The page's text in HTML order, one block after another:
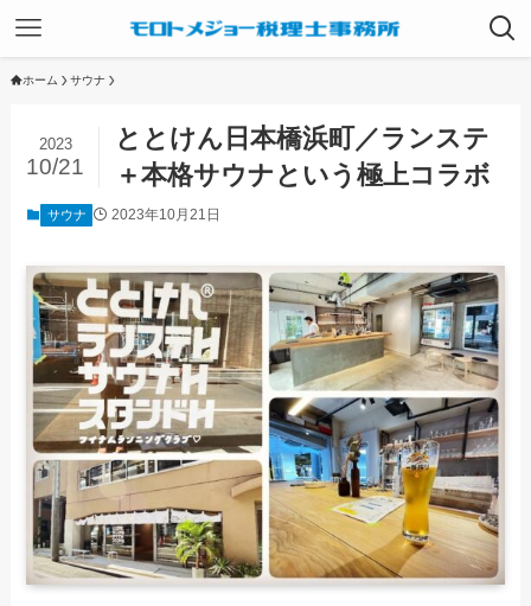
ホーム サウナ
ととけん日本橋浜町／ランステ
＋本格サウナという極上コラボ
2023
10/21
サウナ 2023年10月21日